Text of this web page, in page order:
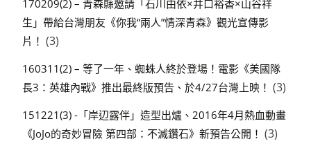
170209(2) – 青森縣邀請「石川由依×井口裕香×山谷祥
生」帶給台灣朋友《你我“兩人”情深青森》觀光宣傳影
片！ (3)
160311(2) – 等了一年、蜘蛛人終於登場！電影《美國隊
長3：英雄內戰》推出最終版預告、於4/27台灣上映！ (3)
151221(3) -「岸辺露伴」造型出爐、2016年4月熱血動畫
《JoJo的奇妙冒險 第四部：不滅鑽石》新預告公開！ (3)